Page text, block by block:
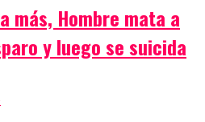
más, Hombre mata a
y luego se suicida